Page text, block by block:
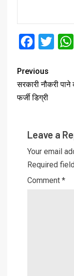
Previous
सरकारी नौकरी पाने
फर्जी डिग्री
Leave a
Your email
Required
Comment *